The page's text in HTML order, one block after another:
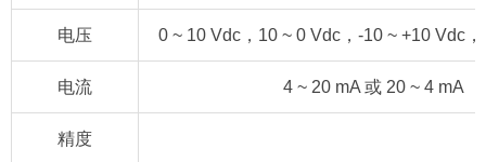
电压 0 ~ 10 Vdc，10 ~ 0 Vdc，-10 ~ +10 Vdc
电流 4 ~ 20 mA 或 20 ~ 4 mA
精度